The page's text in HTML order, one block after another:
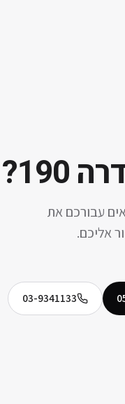
190
?
עבורכם את
אליכם.
03-9341133